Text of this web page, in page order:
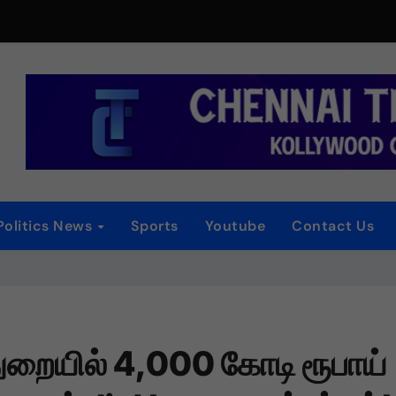
தா” – டிமான்டி காலனி 3 முதல் பாடல் ரசிகர்களை கவர்ந்து
வெளியீட்டு விழா!
News Sports Youtube Contact Us
4,000 கோடி ரூபாய்